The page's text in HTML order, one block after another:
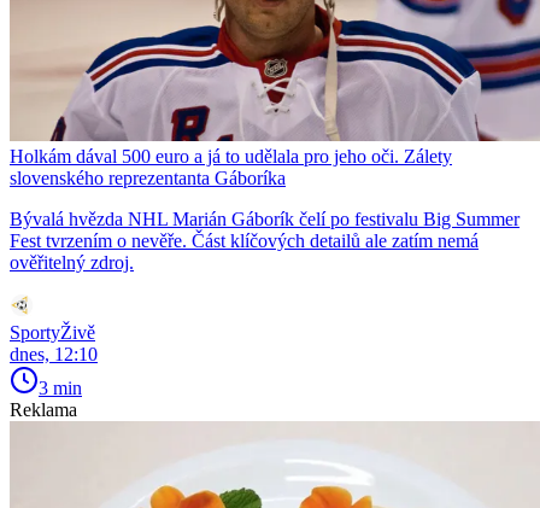
Holkám dával 500 euro a já to udělala pro jeho oči. Zálety
slovenského reprezentanta Gáboríka
Bývalá hvězda NHL Marián Gáborík čelí po festivalu Big Summer
Fest tvrzením o nevěře. Část klíčových detailů ale zatím nemá
ověřitelný zdroj.
SportyŽivě
dnes, 12:10
3 min
Reklama